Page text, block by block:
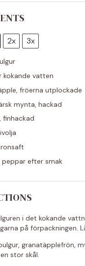
2x 3x
kokande vatten
fröerna utplockade
mynta, hackad
finhackad
efter smak
i det kokande
på förpackningen.
granatäpplefrön,
stor skål.